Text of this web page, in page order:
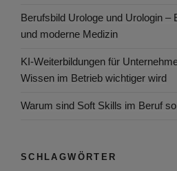
Berufsbild Urologe und Urologin –
und moderne Medizin
KI-Weiterbildungen für
Wissen im Betrieb wichtiger wird
Warum sind Soft Skills im Beruf
SCHLAGWÖRTER